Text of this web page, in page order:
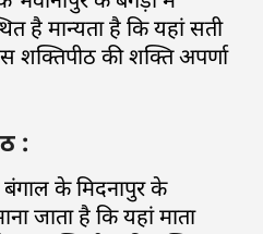
है मान्यता है कि यहां सती
शक्तिपीठ की शक्ति अपर्णा
:
के मिदनापुर के
जाता है कि यहां माता